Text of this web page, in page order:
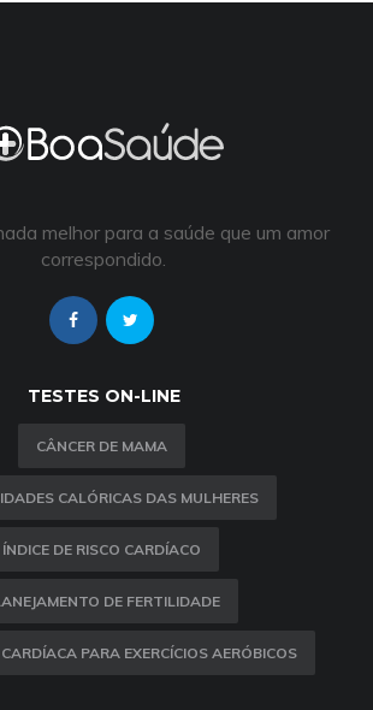
melhor para a saúde que um amor
correspondido.
TESTES ON-LINE
CÂNCER DE MAMA
CALÓRICAS DAS MULHERES
ÍNDICE DE RISCO CARDÍACO
DE FERTILIDADE
PARA EXERCÍCIOS AERÓBICOS